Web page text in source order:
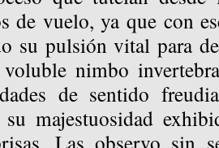
de vuelo, ya que con
su pulsión vital para
nimbo
de sentido
majestuosidad